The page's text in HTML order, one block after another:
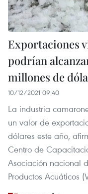
Exportaciones
podrían
millones de
10/12/2021 09:40
La industria
un valor de
dólares este año,
Centro de
Asociación nacional
Productos Acuáticos